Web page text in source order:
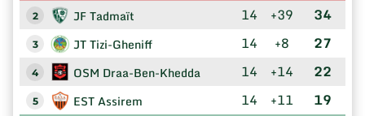
2 JF Tadmaït 14 +39 34
3 JT Tizi-Gheniff 14 +8 27
4 OSM Draa-Ben-Khedda 14 +14 22
5 EST Assirem 14 +11 19